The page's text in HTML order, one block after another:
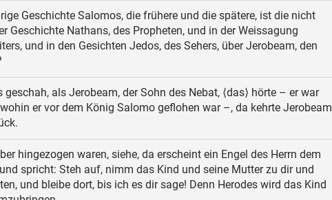
Geschichte Salomos, die frühere und die spätere, ist die nicht
Geschichte Nathans, des Propheten, und in der Weissagung
und in den Gesichten Jedos, des Sehers, über Jerobeam, den
geschah, als Jerobeam, der Sohn des Nebat, ⟨das⟩ hörte – er war
er vor dem König Salomo geflohen war –, da kehrte Jerobeam
hingezogen waren, siehe, da erscheint ein Engel des Herrn dem
spricht: Steh auf, nimm das Kind und seine Mutter zu dir und
und bleibe dort, bis ich es dir sage! Denn Herodes wird das Kind